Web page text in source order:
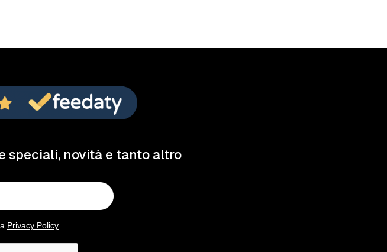
speciali, novità e tanto altro
Privacy Policy